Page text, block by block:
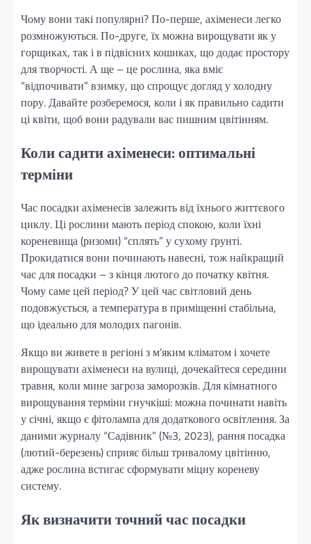
Чому вони такі популярні? По-перше, ахіменеси легко
розмножуються. По-друге, їх можна вирощувати як у
горщиках, так і в підвісних кошиках, що додає простору
для творчості. А ще – це рослина, яка вміє
“відпочивати” взимку, що спрощує догляд у холодну
пору. Давайте розберемося, коли і як правильно садити
ці квіти, щоб вони радували вас пишним цвітінням.
Коли садити ахіменеси: оптимальні
терміни
Час посадки ахіменесів залежить від їхнього життєвого
циклу. Ці рослини мають період спокою, коли їхні
кореневища (ризоми) “сплять” у сухому ґрунті.
Прокидатися вони починають навесні, тож найкращий
час для посадки – з кінця лютого до початку квітня.
Чому саме цей період? У цей час світловий день
подовжується, а температура в приміщенні стабільна,
що ідеально для молодих пагонів.
Якщо ви живете в регіоні з м’яким кліматом і хочете
вирощувати ахіменеси на вулиці, дочекайтеся середини
травня, коли мине загроза заморозків. Для кімнатного
вирощування терміни гнучкіші: можна починати навіть
у січні, якщо є фітолампа для додаткового освітлення. За
даними журналу “Садівник” (№3, 2023), рання посадка
(лютий-березень) сприяє більш тривалому цвітінню,
адже рослина встигає сформувати міцну кореневу
систему.
Як визначити точний час посадки